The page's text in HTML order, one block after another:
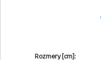
Rozmery [cm]: